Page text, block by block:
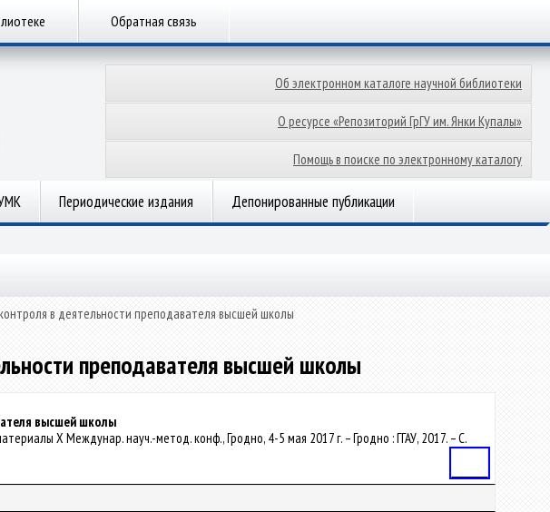
Обратная связь
Об электронном каталоге научной библиотеки
О ресурсе «Репозиторий ГрГУ им. Янки Купалы»
Помощь в поиске по электронному каталогу
Периодические издания Депонированные публикации
в деятельности преподавателя высшей школы
преподавателя высшей школы
высшей школы
Х Междунар. науч.-метод. конф., Гродно, 4-5 мая 2017 г. – Гродно : ГГАУ, 2017. – С.